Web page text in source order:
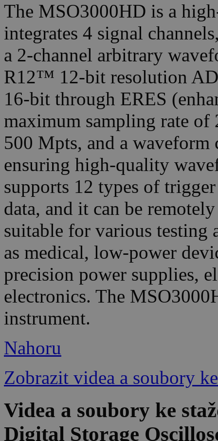
The MSO3000HD is a
integrates 4 signal
a 2-channel arbitrary
R12™ 12-bit resolution
16-bit through ERES
maximum sampling rate of
500 Mpts, and a
ensuring high-quality
supports 12 types of
data, and it can be
suitable for various testing
as medical, low-power
precision power supplies,
electronics. The
instrument.
Nahoru
Zobrazit videa a soubory
Videa a soubory ke
Digital Storage